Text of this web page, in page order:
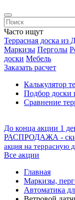
Часто ищут
Террасная доска из
Маркизы Перголы
доски Мебель
Заказать расчет
Калькулятор
Подбор доски
Сравнение
До конца акции 1
РАСПРОДАЖА -
акция на террасную
Все акции
Главная
Маркизы,
Автоматика